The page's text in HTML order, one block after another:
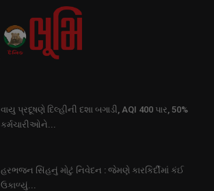
વાયુ પ્રદૂષણે દિલ્હીની દશા બગાડી, AQI 400 પાર, 50%
કર્મચારીઓને...
હરભજન સિંહનું મોટું નિવેદન : જેમણે કારકિર્દીમાં કંઈ
ઉકાળ્યું...